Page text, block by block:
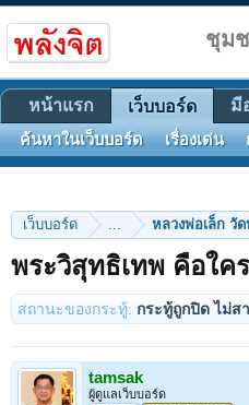
เว็บบอร์ด ... หลวงพ่อเล็ก วั
พระวิสุทธิเทพ คือใค
สถานะของกระทู้: กระทู้ถูกปิด ไม่ส
tamsak
ผู้ดูแลเว็บบอร์ด
ชุม
หน้าแรก เว็บบอร์ด
ค้นหาในเว็บบอร์ด เรื่องเด่น
มี